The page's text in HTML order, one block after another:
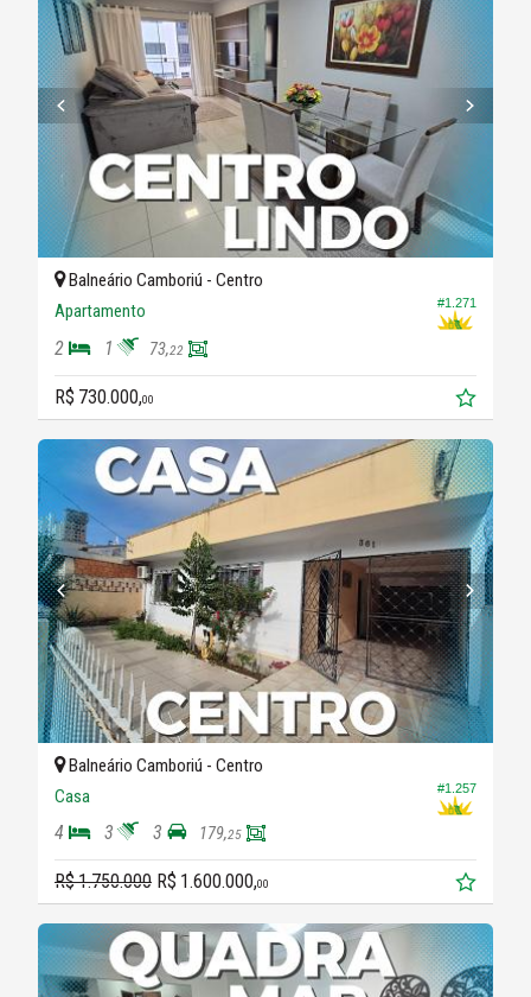
#1.271
Balneário Camboriú - Centro
Apartamento
2 1 73,22
R$ 730.000,00
#1.257
Balneário Camboriú - Centro
Casa
4 3 3 179,25
R$ 1.750.000 R$ 1.600.000,00